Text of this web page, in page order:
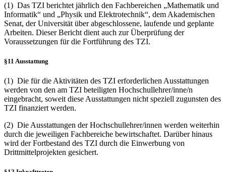
(1) Das TZI berichtet jährlich den Fachbereichen „Mathematik und
Informatik“ und „Physik und Elektrotechnik“, dem Akademischen
Senat, der Universität über abgeschlossene, laufende und geplante
Arbeiten. Dieser Bericht dient auch zur Überprüfung der
Voraussetzungen für die Fortführung des TZI.
§11 Ausstattung
(1) Die für die Aktivitäten des TZI erforderlichen Ausstattungen
werden von den am TZI beteiligten Hochschullehrer/inne/n
eingebracht, soweit diese Ausstattungen nicht speziell zugunsten des
TZI finanziert werden.
(2) Die Ausstattungen der Hochschullehrer/innen werden weiterhin
durch die jeweiligen Fachbereiche bewirtschaftet. Darüber hinaus
wird der Fortbestand des TZI durch die Einwerbung von
Drittmittelprojekten gesichert.